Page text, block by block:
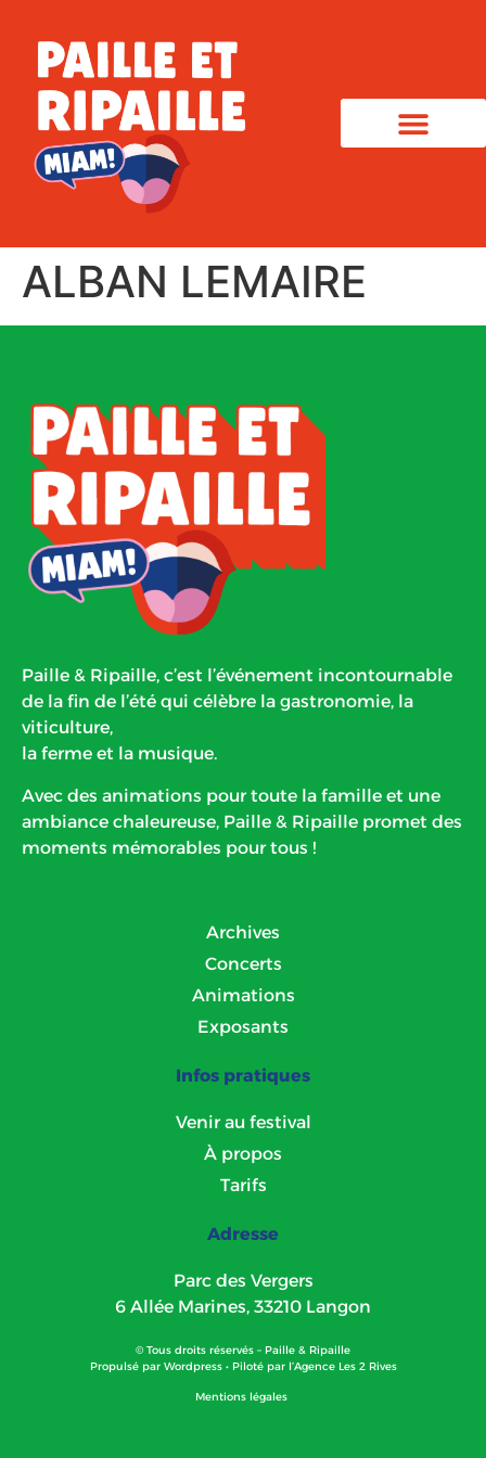
ALBAN LEMAIRE
Paille & Ripaille, c’est l’événement incontournable
de la fin de l’été qui célèbre la gastronomie, la
viticulture,
la ferme et la musique.
Avec des animations pour toute la famille et une
ambiance chaleureuse, Paille & Ripaille promet des
moments mémorables pour tous !
Archives
Concerts
Animations
Exposants
Infos pratiques
Venir au festival
À propos
Tarifs
Adresse
Parc des Vergers
6 Allée Marines, 33210 Langon
© Tous droits réservés – Paille & Ripaille
Propulsé par Wordpress• Piloté par l’Agence Les 2 Rives
Mentions légales